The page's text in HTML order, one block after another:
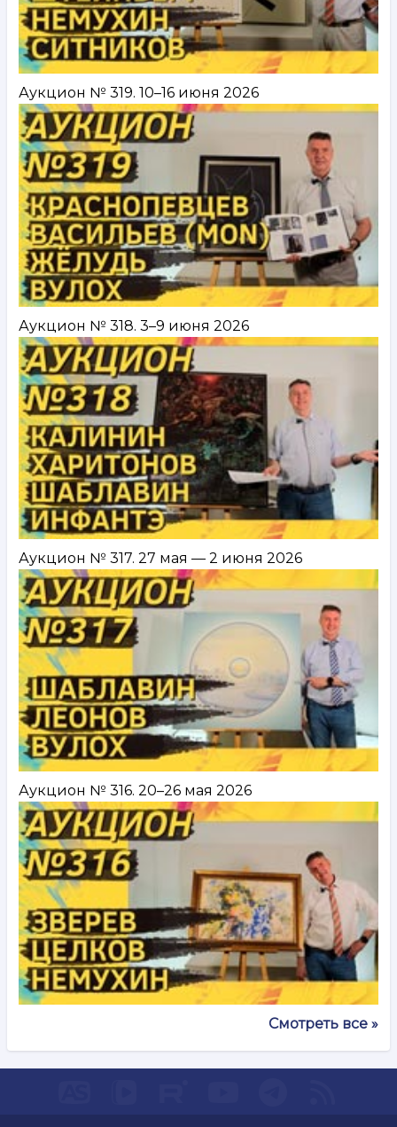
Аукцион № 319. 10–16 июня 2026
Аукцион № 318. 3–9 июня 2026
Аукцион № 317. 27 мая — 2 июня 2026
Аукцион № 316. 20–26 мая 2026
Смотреть все »